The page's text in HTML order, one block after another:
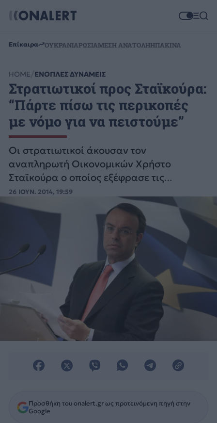
Επίκαιρα ΟΥΚΡΑΝΙΑΡΩΣΙΑΜΕΣΗ ΑΝΑΤΟΛΗΗΠΑΚΙΝΑ
HOME ΕΝΟΠΛΕΣ ΔΥΝΑΜΕΙΣ
Στρατιωτικοί προς Σταϊκούρα:
“Πάρτε πίσω τις περικοπές
με νόμο για να πειστούμε”
Οι στρατιωτικοί άκουσαν τον
αναπληρωτή Οικονομικών Χρήστο
Σταϊκούρα ο οποίος εξέφρασε τις
κυβερνητικές προθέσεις για την εκτέλεση
της απόφασης του ΣτΕ.
26 ΙΟΥΝ. 2014, 19:59
Προσθήκη του onalert.gr ως προτεινόμενη πηγή στην
Google